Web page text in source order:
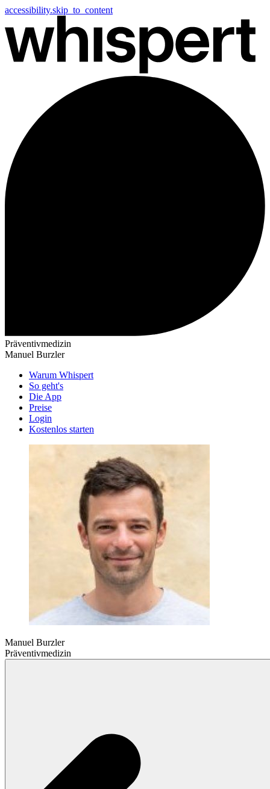
accessibility.skip_to_content
Präventivmedizin
Manuel Burzler
Warum Whispert
So geht's
Die App
Preise
Login
Kostenlos starten
Manuel Burzler
Präventivmedizin